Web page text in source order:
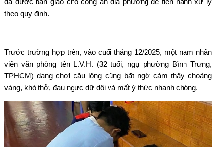
theo quy định.
Trước trường hợp trên, vào cuối tháng 12/2025, một nam nhân
viên văn phòng tên L.V.H. (32 tuổi, ngụ phường Bình Trưng,
TPHCM) đang chơi cầu lông cũng bất ngờ cảm thấy choáng
váng, khó thở, đau ngực dữ dội và mất ý thức nhanh chóng.